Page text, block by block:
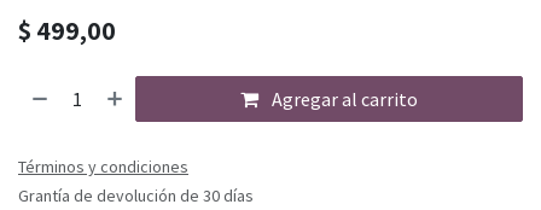
$ 499,00
Agregar al carrito
Términos y condiciones
Grantía de devolución de 30 días